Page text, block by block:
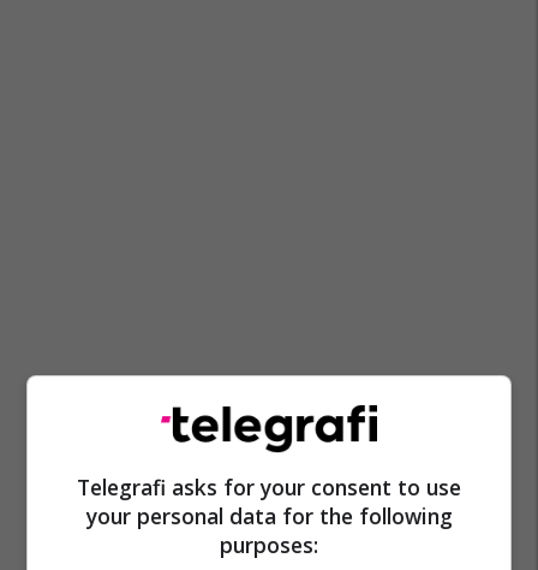
Telegrafi asks for your consent to use
your personal data for the following
purposes: